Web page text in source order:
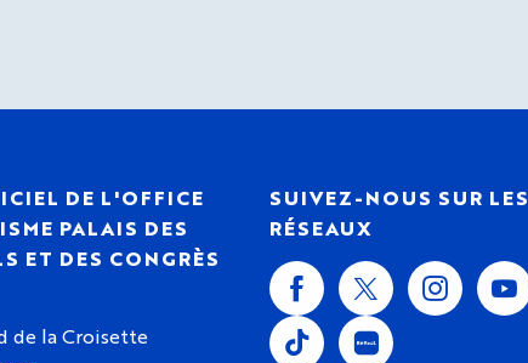
DE L'OFFICE
PALAIS DES
ET DES CONGRÈS
de la Croisette
SUIVEZ-NOUS SUR LES
RÉSEAUX